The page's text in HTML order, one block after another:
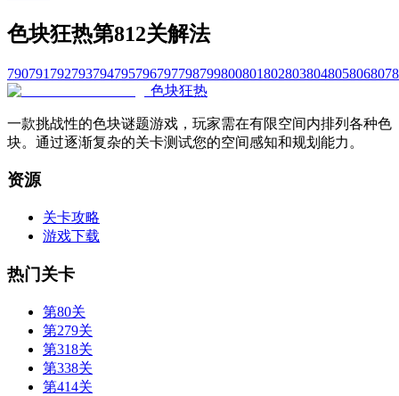
色块狂热第812关解法
790791 792793794795796797798799800801802803804805806807
色块狂热
一款挑战性的色块谜题游戏，玩家需在有限空间内排列各种色
块。通过逐渐复杂的关卡测试您的空间感知和规划能力。
资源
关卡攻略
游戏下载
热门关卡
第80关
第279关
第318关
第338关
第414关